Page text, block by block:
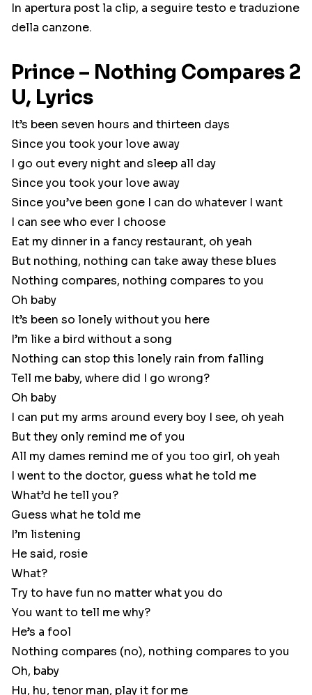
In apertura post la clip, a seguire testo e traduzione
della canzone.
Prince – Nothing Compares 2
U, Lyrics
It’s been seven hours and thirteen days
Since you took your love away
I go out every night and sleep all day
Since you took your love away
Since you’ve been gone I can do whatever I want
I can see who ever I choose
Eat my dinner in a fancy restaurant, oh yeah
But nothing, nothing can take away these blues
Nothing compares, nothing compares to you
Oh baby
It’s been so lonely without you here
I’m like a bird without a song
Nothing can stop this lonely rain from falling
Tell me baby, where did I go wrong?
Oh baby
I can put my arms around every boy I see, oh yeah
But they only remind me of you
All my dames remind me of you too girl, oh yeah
I went to the doctor, guess what he told me
What’d he tell you?
Guess what he told me
I’m listening
He said, rosie
What?
Try to have fun no matter what you do
You want to tell me why?
He’s a fool
Nothing compares (no), nothing compares to you
Oh, baby
Hu, hu, tenor man, play it for me